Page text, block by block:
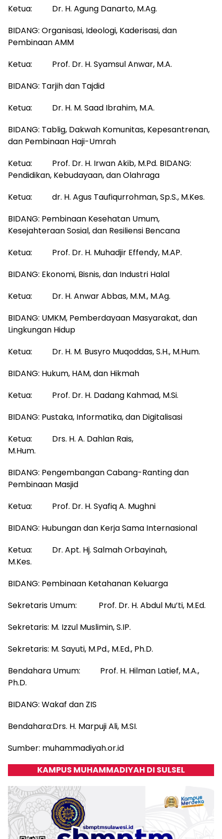
Ketua: Dr. H. Agung Danarto, M.Ag.
BIDANG: Organisasi, Ideologi, Kaderisasi, dan
Pembinaan AMM
Ketua: Prof. Dr. H. Syamsul Anwar, M.A.
BIDANG: Tarjih dan Tajdid
Ketua: Dr. H. M. Saad Ibrahim, M.A.
BIDANG: Tablig, Dakwah Komunitas, Kepesantrenan,
dan Pembinaan Haji-Umrah
Ketua: Prof. Dr. H. Irwan Akib, M.Pd. BIDANG:
Pendidikan, Kebudayaan, dan Olahraga
Ketua: dr. H. Agus Taufiqurrohman, Sp.S., M.Kes.
BIDANG: Pembinaan Kesehatan Umum,
Kesejahteraan Sosial, dan Resiliensi Bencana
Ketua: Prof. Dr. H. Muhadjir Effendy, M.AP.
BIDANG: Ekonomi, Bisnis, dan Industri Halal
Ketua: Dr. H. Anwar Abbas, M.M., M.Ag.
BIDANG: UMKM, Pemberdayaan Masyarakat, dan
Lingkungan Hidup
Ketua: Dr. H. M. Busyro Muqoddas, S.H., M.Hum.
BIDANG: Hukum, HAM, dan Hikmah
Ketua: Prof. Dr. H. Dadang Kahmad, M.Si.
BIDANG: Pustaka, Informatika, dan Digitalisasi
Ketua: Drs. H. A. Dahlan Rais,
M.Hum.
BIDANG: Pengembangan Cabang-Ranting dan
Pembinaan Masjid
Ketua: Prof. Dr. H. Syafiq A. Mughni
BIDANG: Hubungan dan Kerja Sama Internasional
Ketua: Dr. Apt. Hj. Salmah Orbayinah,
M.Kes.
BIDANG: Pembinaan Ketahanan Keluarga
Sekretaris Umum: Prof. Dr. H. Abdul Mu’ti, M.Ed.
Sekretaris: M. Izzul Muslimin, S.IP.
Sekretaris: M. Sayuti, M.Pd., M.Ed., Ph.D.
Bendahara Umum: Prof. H. Hilman Latief, M.A.,
Ph.D.
BIDANG: Wakaf dan ZIS
Bendahara:Drs. H. Marpuji Ali, M.SI.
Sumber: muhammadiyah.or.id
KAMPUS MUHAMMADIYAH DI SULSEL